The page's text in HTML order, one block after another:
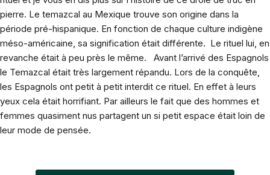
pierre. Le temazcal au Mexique trouve son origine dans la
période pré-hispanique. En fonction de chaque culture indigène
méso-américaine, sa signification était différente. Le rituel lui, en
revanche était à peu près le même. Avant l’arrivé des Espagnols
le Temazcal était très largement répandu. Lors de la conquête,
les Espagnols ont petit à petit interdit ce rituel. En effet à leurs
yeux cela était horrifiant. Par ailleurs le fait que des hommes et
femmes quasiment nus partagent un si petit espace était loin de
leur mode de pensée.